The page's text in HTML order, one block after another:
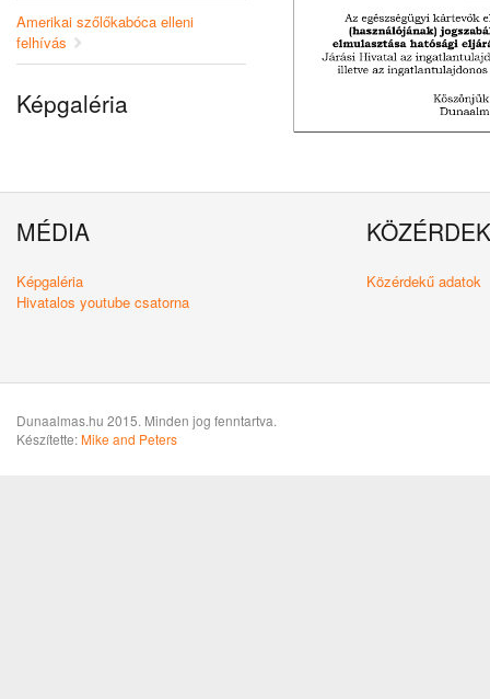
Amerikai szőlőkabóca elleni
felhívás
Képgaléria
MÉDIA
Képgaléria
Hivatalos youtube csatorna
Közérdekű adatok
Dunaalmas.hu 2015. Minden jog fenntartva.
Készítette:Mike and Peters